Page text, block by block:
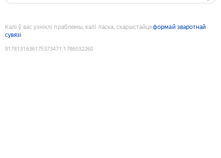
Калі ў вас узніклі праблемы, калі ласка, скарыстайцеформай зваротнай
сувязі
9178131636175373471 :1786032260